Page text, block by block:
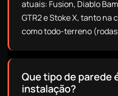
atuais: Fusion, Diablo
GTR2 e Stoke X, tanto
como todo-terreno
Que tipo de parede
instalação?